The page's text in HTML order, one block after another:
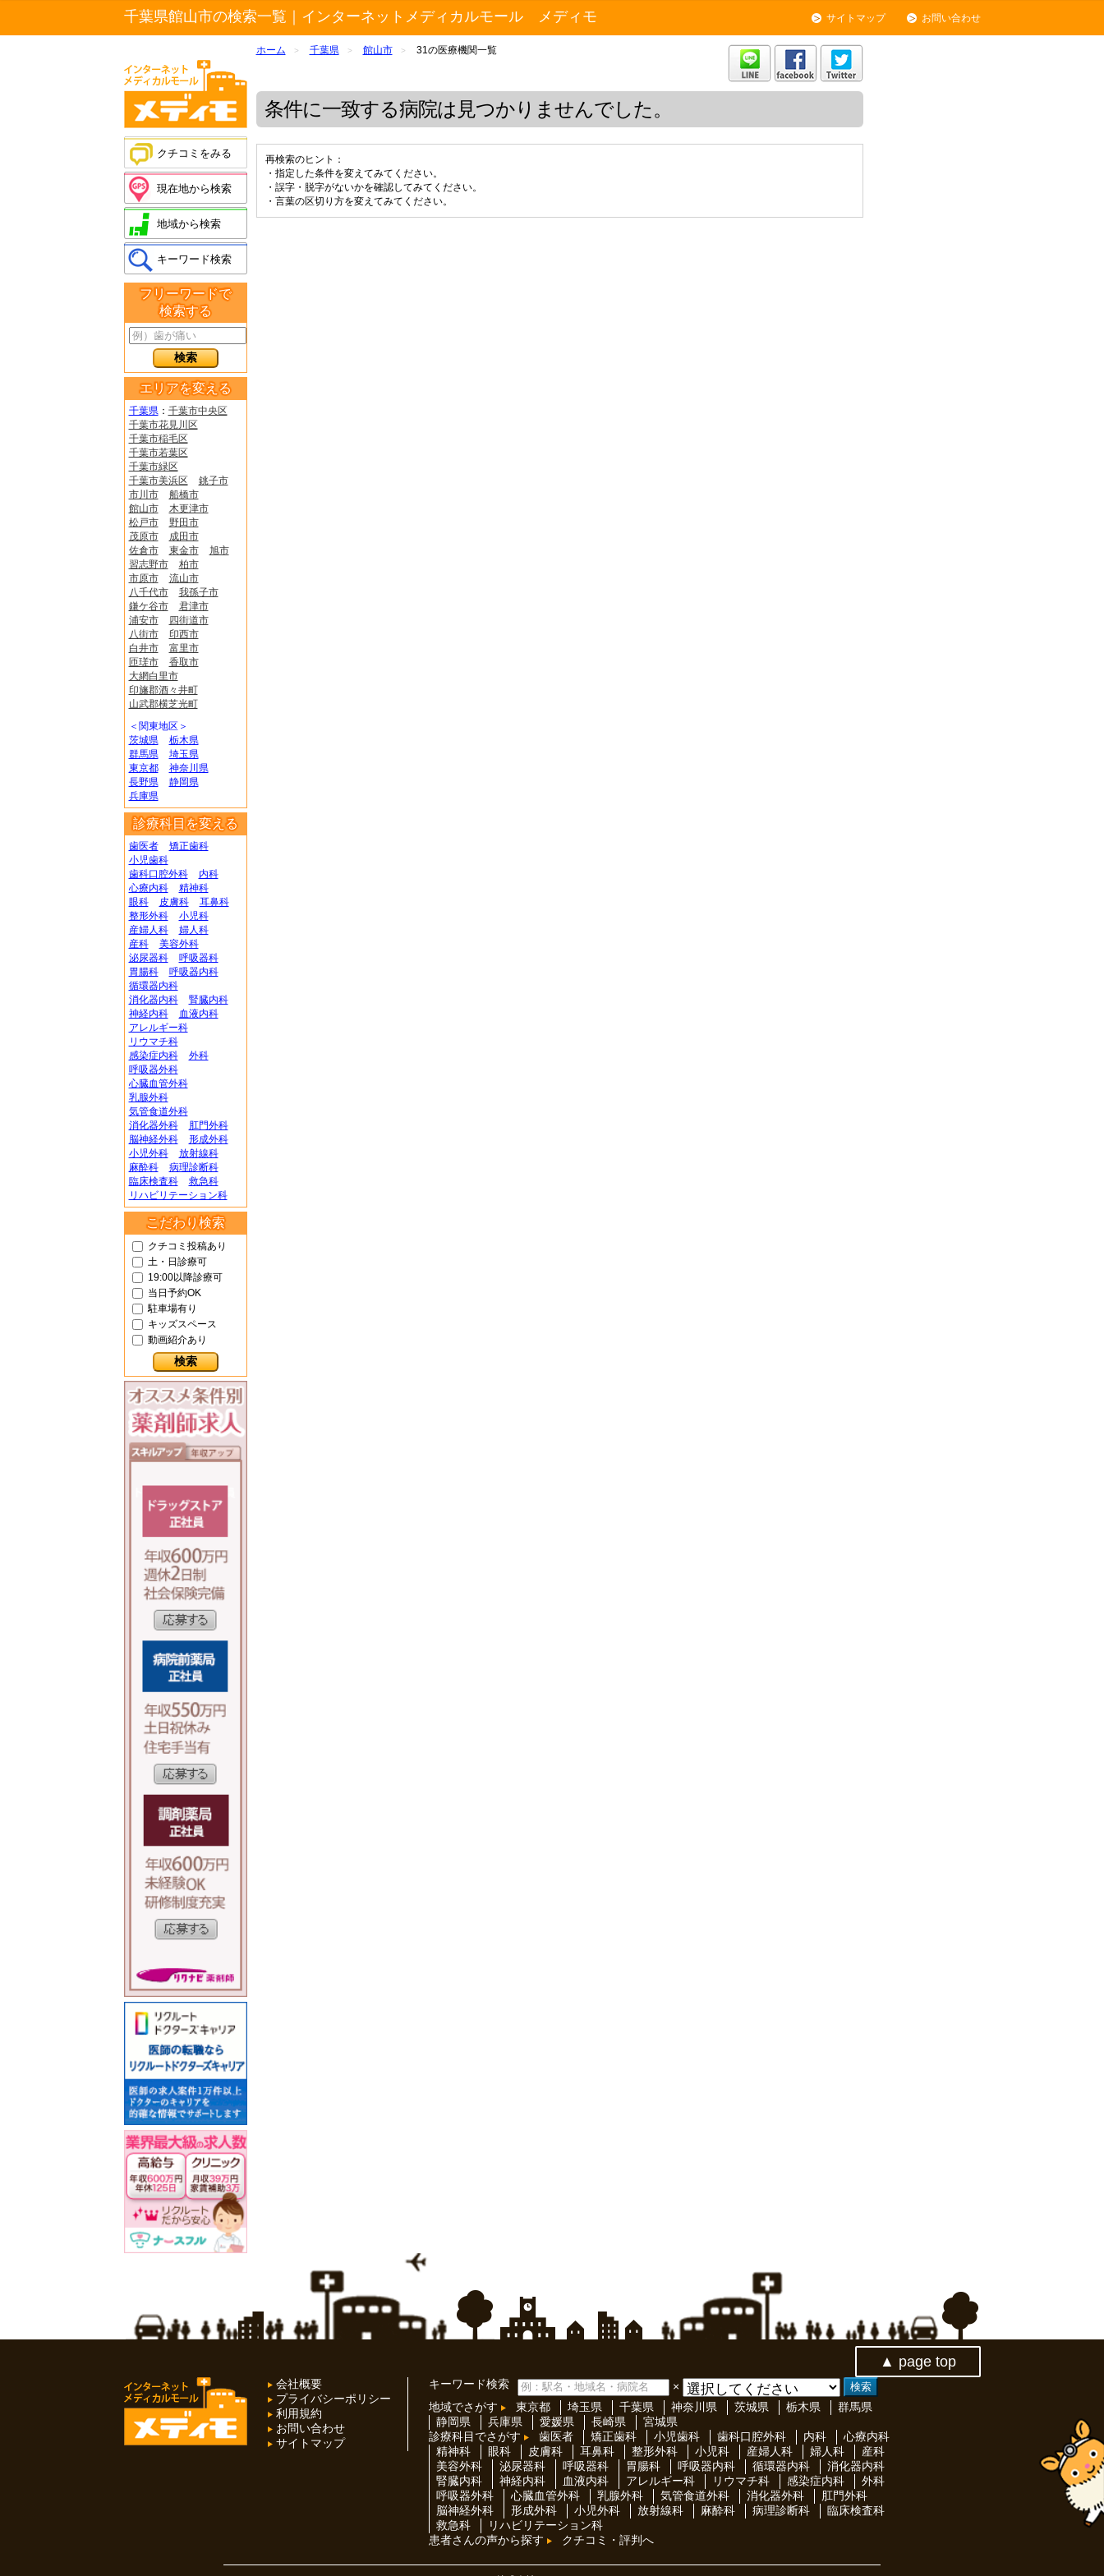
千葉県館山市の検索一覧｜インターネットメディカルモール メディモ サイトマップ お問い合わせ
クチコミをみる
現在地から検索
地域から検索
キーワード検索
フリーワードで
検索する
エリアを変える
千葉県： 千葉市中央区
千葉市花見川区
千葉市稲毛区
千葉市若葉区
千葉市緑区
千葉市美浜区
銚子市
市川市
船橋市
館山市
木更津市
松戸市
野田市
茂原市
成田市
佐倉市
東金市
旭市
習志野市
柏市
市原市
流山市
八千代市
我孫子市
鎌ケ谷市
君津市
浦安市
四街道市
八街市
印西市
白井市
富里市
匝瑳市
香取市
大網白里市
印旛郡酒々井町
山武郡横芝光町
＜関東地区＞
茨城県
栃木県
群馬県
埼玉県
東京都
神奈川県
長野県
静岡県
兵庫県
診療科目を変える
歯医者
矯正歯科
小児歯科
歯科口腔外科
内科
心療内科
精神科
眼科
皮膚科
耳鼻科
整形外科
小児科
産婦人科
婦人科
産科
美容外科
泌尿器科
呼吸器科
胃腸科
呼吸器内科
循環器内科
消化器内科
腎臓内科
神経内科
血液内科
アレルギー科
リウマチ科
感染症内科
外科
呼吸器外科
心臓血管外科
乳腺外科
気管食道外科
消化器外科
肛門外科
脳神経外科
形成外科
小児外科
放射線科
麻酔科
病理診断科
臨床検査科
救急科
リハビリテーション科
こだわり検索
クチコミ投稿あり
土・日診療可
19:00以降診療可
当日予約OK
駐車場有り
キッズスペース
動画紹介あり
ホーム > 千葉県 > 館山市 > 31の医療機関一覧
条件に一致する病院は見つかりませんでした。
再検索のヒント：
・指定した条件を変えてみてください。
・誤字・脱字がないかを確認してみてください。
・言葉の区切り方を変えてみてください。
▲ page top
会社概要
プライバシーポリシー
利用規約
お問い合わせ
サイトマップ
キーワード検索
×
地域でさがす
東京都 埼玉県 千葉県 神奈川県 茨城県 栃木県
群馬県
静岡県
兵庫県 愛媛県 長崎県
宮城県
診療科目でさがす
歯医者 矯正歯科 小児歯科 歯科口腔外科 内科
心療内科
精神科
眼科 皮膚科 耳鼻科 整形外科 小児科 産婦人科 婦人科
産科
美容外科
泌尿器科 呼吸器科 胃腸科 呼吸器内科 循環器内科
消化器内科
腎臓内科
神経内科 血液内科 アレルギー科 リウマチ科 感染症内科
外科
呼吸器外科
心臓血管外科 乳腺外科 気管食道外科 消化器外科
肛門外科
脳神経外科
形成外科 小児外科 放射線科 麻酔科 病理診断科
臨床検査科
救急科
リハビリテーション科
患者さんの声から探す
クチコミ・評判へ